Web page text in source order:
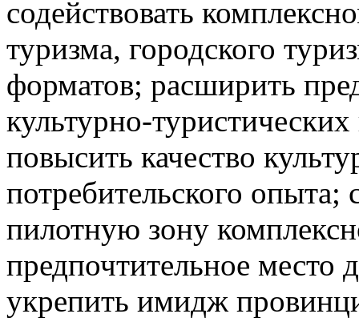
содействовать
туризма, городского
форматов; расширить
культурно-
повысить качество
потребительского опыта;
пилотную зону
предпочтительное место
укрепить имидж